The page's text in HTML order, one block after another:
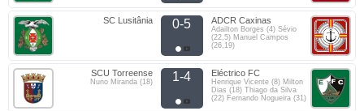
SC Lusitânia 0-5 ADCR Caxinas
Adailton Borges (4) Sévio
(22,5) Manuel Campos
(26,19)
SCU Torreense
Nuno Miranda (18) 1-4 Eléctrico FC
Henrique Vicente (8) Milton
Dias (18) Thiago da Silva
(22) Fernando Nogueira (31)